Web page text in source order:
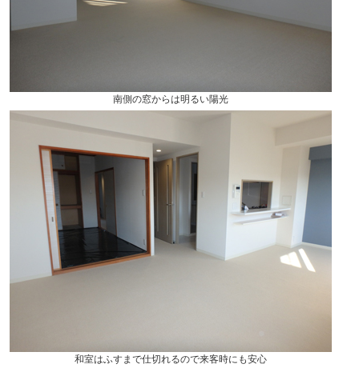
南側の窓からは明るい陽光
和室はふすまで仕切れるので来客時にも安心